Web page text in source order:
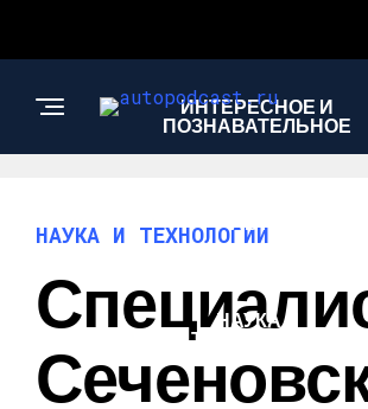
ИНТЕРЕСНОЕ И
ПОЗНАВАТЕЛЬНОЕ
АВТО
НАУКА И
ТЕХНОЛОГИИ
НАУКА И ТЕХНОЛОГИИ